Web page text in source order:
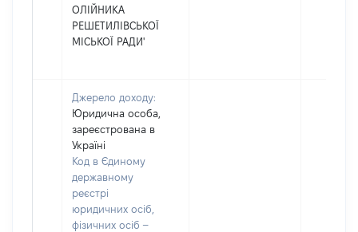
ОЛІЙНИКА
РЕШЕТИЛІВСЬКОЇ
МІСЬКОЇ РАДИ'
Джерело доходу:
Юридична особа,
зареєстрована в
Україні
Код в Єдиному
державному
реєстрі
юридичних осіб,
фізичних осіб –